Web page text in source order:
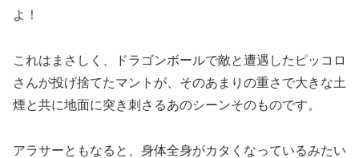
よ！
これはまさしく、ドラゴンボールで敵と遭遇したピッコロ
さんが投げ捨てたマントが、そのあまりの重さで大きな土
煙と共に地面に突き刺さるあのシーンそのものです。
アラサーともなると、身体全身がカタくなっているみたい